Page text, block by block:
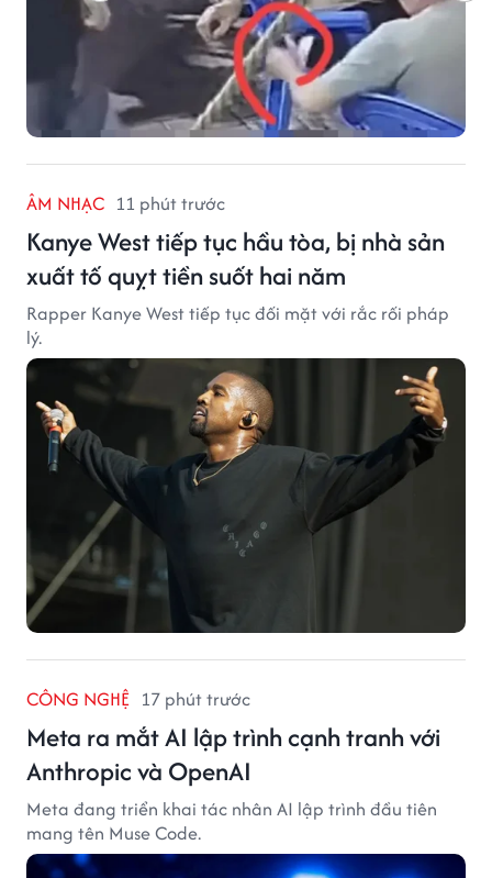
ÂM NHẠC 11 phút trước
Kanye West tiếp tục hầu tòa, bị nhà sản
xuất tố quỵt tiền suốt hai năm
Rapper Kanye West tiếp tục đối mặt với rắc rối pháp
lý.
CÔNG NGHỆ 17 phút trước
Meta ra mắt AI lập trình cạnh tranh với
Anthropic và OpenAI
Meta đang triển khai tác nhân AI lập trình đầu tiên
mang tên Muse Code.